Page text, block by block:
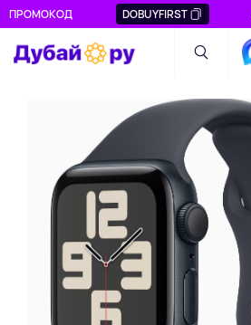
ПРОМОКОД DOBUYFIRST